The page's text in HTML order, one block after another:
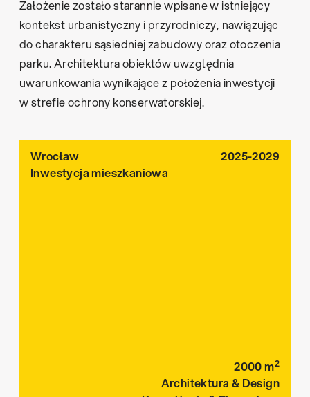
Założenie zostało starannie wpisane w istniejący
kontekst urbanistyczny i przyrodniczy, nawiązując
do charakteru sąsiedniej zabudowy oraz otoczenia
parku. Architektura obiektów uwzględnia
uwarunkowania wynikające z położenia inwestycji
w strefie ochrony konserwatorskiej.
Wrocław
2025-2029
Inwestycja mieszkaniowa
2000m2
Architektura & Design